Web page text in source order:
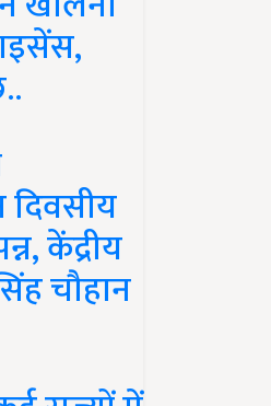
दिवसीय
केंद्रीय
चौहान